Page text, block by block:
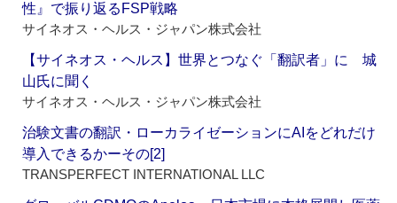
性』で振り返るFSP戦略
サイネオス・ヘルス・ジャパン株式会社
【サイネオス・ヘルス】世界とつなぐ「翻訳者」に 城
山氏に聞く
サイネオス・ヘルス・ジャパン株式会社
治験文書の翻訳・ローカライゼーションにAIをどれだけ
導入できるかーその[2]
TRANSPERFECT INTERNATIONAL LLC